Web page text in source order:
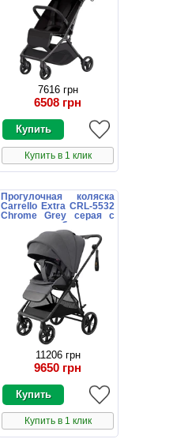
7616 грн
6508 грн
Купить в 1 клик
Прогулочная коляска
Carrello Extra CRL-5532
Chrome Grey серая с
поворотным блоком
11206 грн
9650 грн
Купить в 1 клик